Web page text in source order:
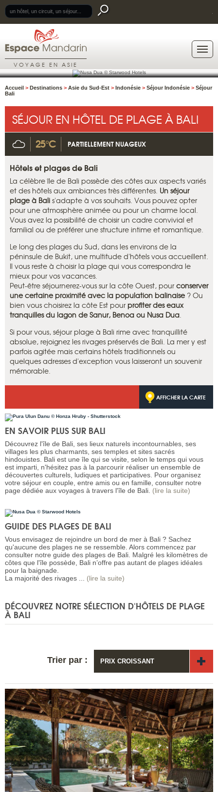
VOYAGE EN ASIE
Accueil > Destinations > Asie du Sud-Est > Indonésie > Séjour Indonésie > Séjour
Bali
SÉJOUR EN HÔTEL DE PLAGE À BALI
25°C PARTIELLEMENT NUAGEUX
Hôtels et plages de Bali
La célèbre île de Bali possède des côtes aux aspects variés
et des hôtels aux ambiances très différentes. Un séjour
plage à Bali s'adapte à vos souhaits. Vous pouvez opter
pour une atmosphère animée ou pour un charme local.
Vous avez la possibilité de choisir un cadre convivial et
familial ou de préférer une structure intime et romantique.
Le long des plages du Sud, dans les environs de la
péninsule de Bukit, une multitude d'hôtels vous accueillent.
Il vous reste à choisir la plage qui vous correspondra le
mieux pour vos vacances.
Peut-être séjournerez-vous sur la côte Ouest, pour conserver
une certaine proximité avec la population balinaise ? Ou
bien vous choisirez la côte Est pour profiter des eaux
tranquilles du lagon de Sanur, Benoa ou Nusa Dua.
Si pour vous, séjour plage à Bali rime avec tranquillité
absolue, rejoignez les rivages préservés de Bali. La mer y est
parfois agitée mais certains hôtels traditionnels ou
quelques adresses d'exception vous laisseront un souvenir
mémorable.
AFFICHER LA CARTE
EN SAVOIR PLUS SUR BALI
Découvrez l'île de Bali, ses lieux naturels incontournables, ses
villages les plus charmants, ses temples et sites sacrés
hindouistes. Bali est une île qui se visite, selon le temps qui vous
est imparti, n'hésitez pas à la parcourir réaliser un ensemble de
découvertes culturels, ludiques et participatives. Pour organisez
votre séjour en couple, entre amis ou en famille, consulter notre
page dédiée aux voyages à travers l'île de Bali. (lire la suite)
GUIDE DES PLAGES DE BALI
Vous envisagez de rejoindre un bord de mer à Bali ? Sachez
qu'aucune des plages ne se ressemble. Alors commencez par
consulter notre guide des plages de Bali. Malgré les kilomètres de
côtes que l'île possède, Bali n’offre pas autant de plages idéales
pour la baignade.
La majorité des rivages ... (lire la suite)
DÉCOUVREZ NOTRE SÉLECTION D'HÔTELS DE PLAGE
À BALI
Trier par : PRIX CROISSANT